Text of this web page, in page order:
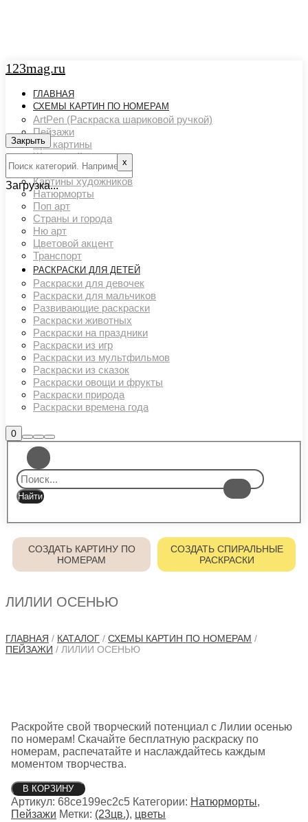
123mag.ru
ГЛАВНАЯ
СХЕМЫ КАРТИН ПО НОМЕРАМ
ArtPen (Раскраска шариковой ручкой)
Пейзажи
Арт картины
Животный мир
Люди
Картины художников
Натюрморты
Поп арт
Страны и города
Ню арт
Цветовой акцент
Транспорт
РАСКРАСКИ ДЛЯ ДЕТЕЙ
Раскраски для девочек
Раскраски для мальчиков
Развивающие раскраски
Раскраски животных
Раскраски на праздники
Раскраски из игр
Раскраски из мультфильмов
Раскраски из сказок
Раскраски овощи и фрукты
Раскраски природа
Раскраски времена года
0Боковая
панель
магазина
Найти
Больше
информации
Главное
меню
СОЗДАТЬ КАРТИНУ ПО
НОМЕРАМ
СОЗДАТЬ СПИРАЛЬНЫЕ
РАСКРАСКИ
ЛИЛИИ ОСЕНЬЮ
ГЛАВНАЯ / КАТАЛОГ / СХЕМЫ КАРТИН ПО НОМЕРАМ /
ПЕЙЗАЖИ / ЛИЛИИ ОСЕНЬЮ
Раскройте свой творческий потенциал с Лилии осенью
по номерам! Скачайте бесплатную раскраску по
номерам, распечатайте и наслаждайтесь каждым
моментом творчества.
Количество
товара
Лилии
В КОРЗИНУ
Артикул: 68ce199ec2c5 Категории: Натюрморты,
Пейзажи Метки: (23цв.), цветы
Закрыть
х
Загрузка...